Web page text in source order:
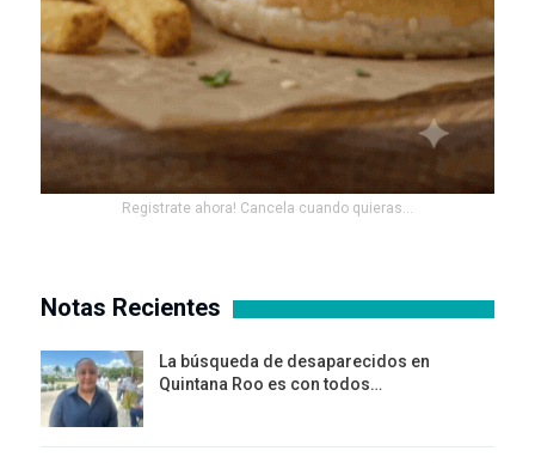
Registrate ahora! Cancela cuando quieras...
Notas Recientes
La búsqueda de desaparecidos en
Quintana Roo es con todos…